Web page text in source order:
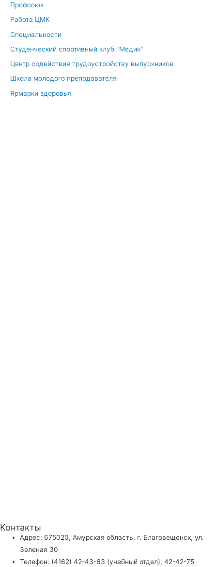
Профсоюз
Работа ЦМК
Специальности
Студенческий спортивный клуб "Медик"
Центр содействия трудоустройству выпускников
Школа молодого преподавателя
Ярмарки здоровья
Контакты
Адрес: 675020, Амурская область, г. Благовещенск, ул.
Зеленая 30
Телефон: (4162) 42-43-63 (учебный отдел), 42-42-75